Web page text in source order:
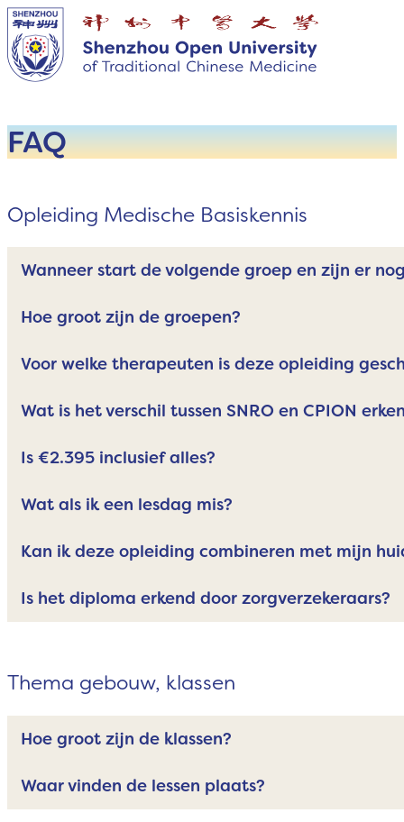
FAQ
Opleiding Medische Basiskennis
Wanneer start de volgende groep en zijn er
Hoe groot zijn de groepen?
Voor welke therapeuten is deze opleiding
Wat is het verschil tussen SNRO en CPION
Is €2.395 inclusief alles?
Wat als ik een lesdag mis?
Kan ik deze opleiding combineren met mijn
Is het diploma erkend door zorgverzekeraars?
Thema gebouw, klassen
Hoe groot zijn de klassen?
Waar vinden de lessen plaats?